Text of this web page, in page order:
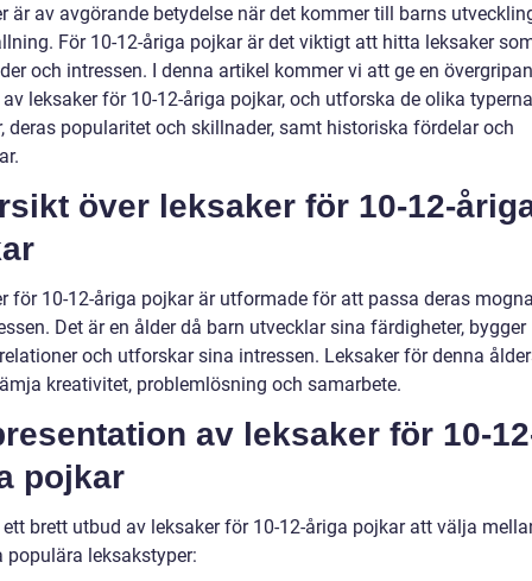
är av avgörande betydelse när det kommer till barns
För 10-12-åriga pojkar är det viktigt att hitta leksaker
och intressen. I denna artikel kommer vi att ge en
leksaker för 10-12-åriga pojkar, och utforska de olika
deras popularitet och skillnader, samt historiska fördelar och
över leksaker för 10-12-
för 10-12-åriga pojkar är utformade för att passa deras
Det är en ålder då barn utvecklar sina färdigheter, bygger
och utforskar sina intressen. Leksaker för denna
kreativitet, problemlösning och samarbete.
av leksaker för 10-
pojkar
brett utbud av leksaker för 10-12-åriga pojkar att välja
populära leksakstyper: